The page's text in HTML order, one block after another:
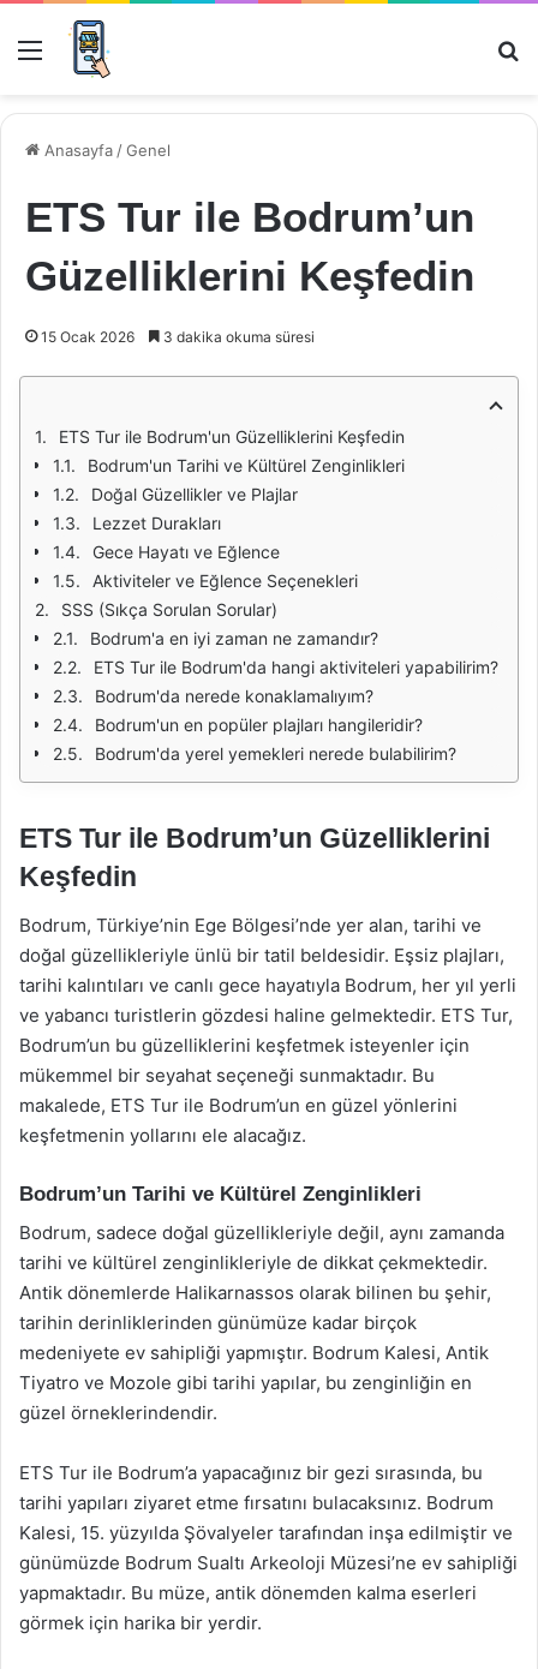
Menü
Anasayfa /Genel
ETS Tur ile Bodrum’un
Güzelliklerini Keşfedin
15 Ocak 2026 3 dakika okuma süresi
ETS Tur ile Bodrum'un Güzelliklerini Keşfedin
Bodrum'un Tarihi ve Kültürel Zenginlikleri
Doğal Güzellikler ve Plajlar
Lezzet Durakları
Gece Hayatı ve Eğlence
Aktiviteler ve Eğlence Seçenekleri
SSS (Sıkça Sorulan Sorular)
Bodrum'a en iyi zaman ne zamandır?
ETS Tur ile Bodrum'da hangi aktiviteleri yapabilirim?
Bodrum'da nerede konaklamalıyım?
Bodrum'un en popüler plajları hangileridir?
Bodrum'da yerel yemekleri nerede bulabilirim?
ETS Tur ile Bodrum’un Güzelliklerini
Keşfedin
Bodrum, Türkiye’nin Ege Bölgesi’nde yer alan, tarihi ve
doğal güzellikleriyle ünlü bir tatil beldesidir. Eşsiz plajları,
tarihi kalıntıları ve canlı gece hayatıyla Bodrum, her yıl yerli
ve yabancı turistlerin gözdesi haline gelmektedir. ETS Tur,
Bodrum’un bu güzelliklerini keşfetmek isteyenler için
mükemmel bir seyahat seçeneği sunmaktadır. Bu
makalede, ETS Tur ile Bodrum’un en güzel yönlerini
keşfetmenin yollarını ele alacağız.
Bodrum’un Tarihi ve Kültürel Zenginlikleri
Bodrum, sadece doğal güzellikleriyle değil, aynı zamanda
tarihi ve kültürel zenginlikleriyle de dikkat çekmektedir.
Antik dönemlerde Halikarnassos olarak bilinen bu şehir,
tarihin derinliklerinden günümüze kadar birçok
medeniyete ev sahipliği yapmıştır. Bodrum Kalesi, Antik
Tiyatro ve Mozole gibi tarihi yapılar, bu zenginliğin en
güzel örneklerindendir.
ETS Tur ile Bodrum’a yapacağınız bir gezi sırasında, bu
tarihi yapıları ziyaret etme fırsatını bulacaksınız. Bodrum
Kalesi, 15. yüzyılda Şövalyeler tarafından inşa edilmiştir ve
günümüzde Bodrum Sualtı Arkeoloji Müzesi’ne ev sahipliği
yapmaktadır. Bu müze, antik dönemden kalma eserleri
görmek için harika bir yerdir.